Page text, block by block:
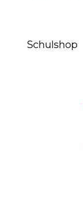
Schulshop